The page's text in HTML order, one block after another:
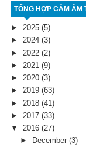
TỔNG HỢP CẢM ÂM
► 2025 (5)
► 2024 (3)
► 2022 (2)
► 2021 (9)
► 2020 (3)
► 2019 (63)
► 2018 (41)
► 2017 (33)
▼ 2016 (27)
►
December (3)